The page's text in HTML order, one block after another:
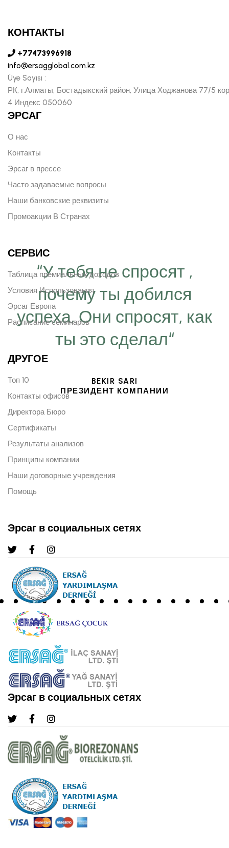
“У тебя не спросят ,
почему ты добился
успеха, Они спросят, как
ты это сделал“
BEKIR SARI
ПРЕЗИДЕНТ КОМПАНИИ
КОНТАКТЫ
+77473996918
info@ersagglobal.com.kz
Üye Sayısı :
РК, г.Алматы, Бостадыкский район, Улица Ходжанова 77/5
4 Индекс 050060
ЭРСАГ
О нас
Контакты
Эрсаг в прессе
Часто задаваемые вопросы
Наши банковские реквизиты
Промоакции В Странах
СЕРВИС
Таблица премиальных доходов
Условия Использования
Эрсаг Европа
Расписание семинаров
ДРУГОЕ
Топ 10
Контакты офисов
Директора Бюро
Сертификаты
Результаты анализов
Принципы компании
Наши договорные учреждения
Помощь
Эрсаг в социальных сетях
Эрсаг в социальных сетях